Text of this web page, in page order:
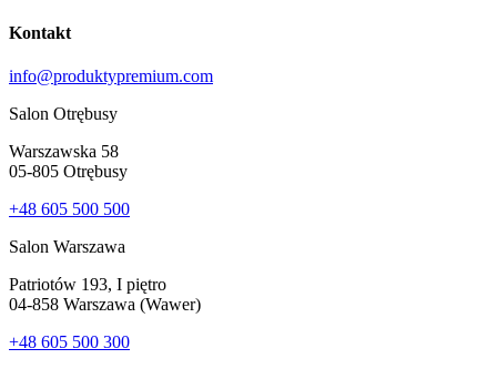
Kontakt
info@produktypremium.com
Salon Otrębusy
Warszawska 58
05-805 Otrębusy
+48 605 500 500
Salon Warszawa
Patriotów 193, I piętro
04-858 Warszawa (Wawer)
+48 605 500 300